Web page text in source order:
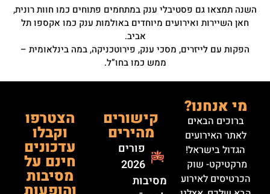
השנה תמצאו גם פסטיבלי ענק במתחמים פתוחים כמו חוות רונית,
חאן השיירות ואירועים מיוחדים באולמות ענק כמו אקספו תל
אביב.
הפקות עם לייזרים, מסכי ענק, פירוטכניקה, במה בינלאומית –
ממש כמו בחו”ל.
מי אנחנו?
ברוכים הבאים
לאתר האירועים
הגדול בישראל!
מרקטיקט- שוק
הכרטיסים לאירוע
קישורים
מהירים
פורים
2026
מסיבות
הצטרפו
וקבלו
עדכונים
חינם על
מסיבות